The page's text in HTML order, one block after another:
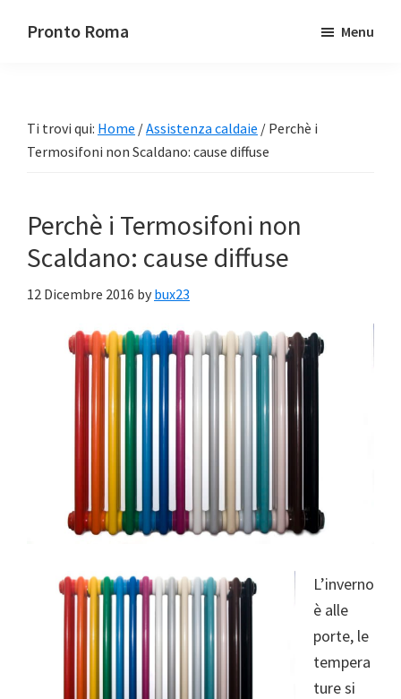
Pronto Roma Menu
Ti trovi qui: Home /Assistenza caldaie / Perchè i
Termosifoni non Scaldano: cause diffuse
Perchè i Termosifoni non
Scaldano: cause diffuse
12 Dicembre 2016 by bux23
L’inverno
è alle
porte, le
tempera
ture si